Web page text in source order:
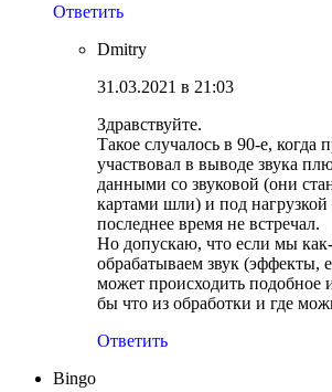
Ответить
Dmitry
31.03.2021 в 21:03
Здравствуйте.
Такое случалось в 90-е, когда
участвовал в выводе звука
данными со звуковой (они
картами шли) и под нагрузкой
последнее время не встречал.
Но допускаю, что если мы
обрабатываем звук (эффекты,
может происходить подобное
бы что из обработки и где
Ответить
Bingo